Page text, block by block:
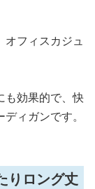
オフィスカジュ
も効果的で、快
ィガンです。
りロング丈